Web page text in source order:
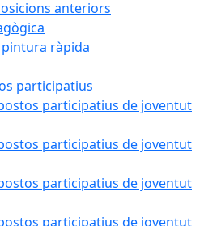
anteriors
ràpida
participatius
participatius de joventut
participatius de joventut
participatius de joventut
participatius de joventut